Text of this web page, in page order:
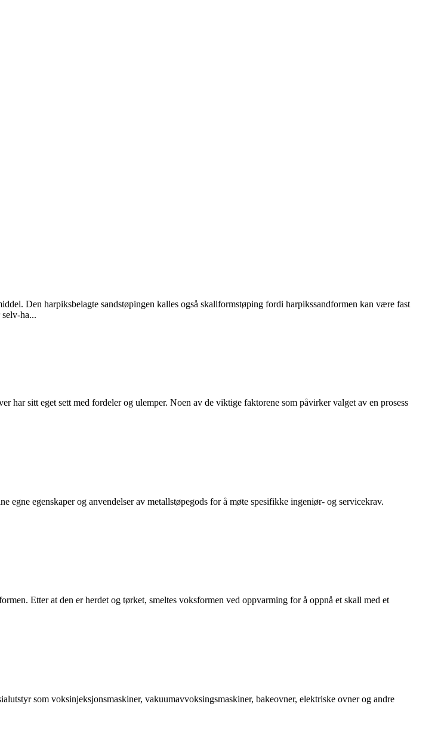
Den harpiksbelagte sandstøpingen kalles også skallformstøping fordi harpikssandformen kan være fast
ha...
har sitt eget sett med fordeler og ulemper. Noen av de viktige faktorene som påvirker valget av en prosess
egne egenskaper og anvendelser av metallstøpegods for å møte spesifikke ingeniør- og servicekrav.
Etter at den er herdet og tørket, smeltes voksformen ved oppvarming for å oppnå et skall med et
som voksinjeksjonsmaskiner, vakuumavvoksingsmaskiner, bakeovner, elektriske ovner og andre